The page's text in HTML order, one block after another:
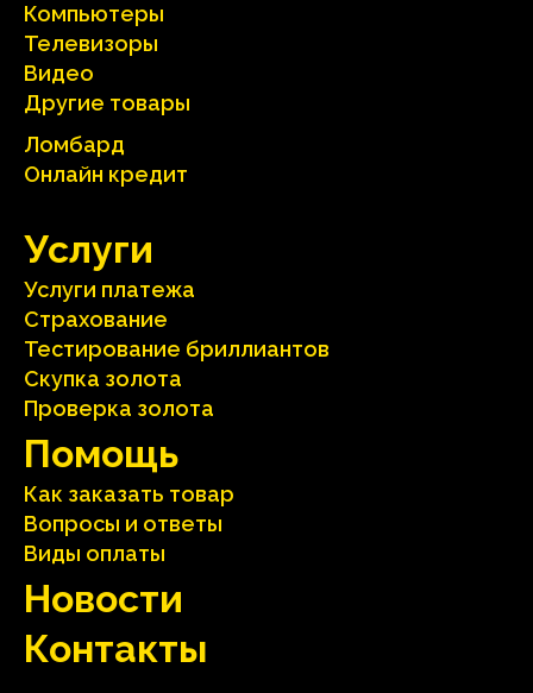
Компьютеры
Телевизоры
Видео
Другие товары
Ломбард
Онлайн кредит
Услуги
Услуги платежа
Страхование
Тестирование бриллиантов
Скупка золота
Проверка золота
Помощь
Как заказать товар
Вопросы и ответы
Виды оплаты
Hовости
Контакты